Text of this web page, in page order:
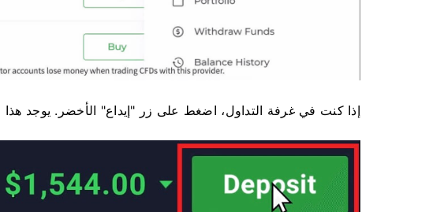
إذا كنت في غرفة التداول، اضغط على زر "إيداع" الأخضر. يوجد هذا